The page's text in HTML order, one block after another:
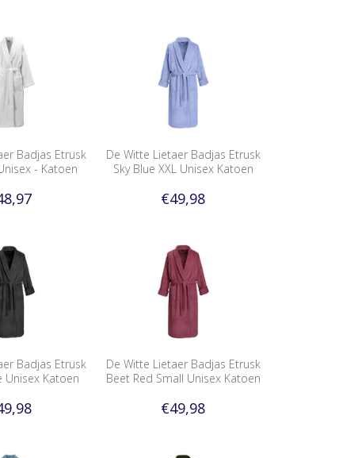
Badjas Etrusk
- Katoen
De Witte Lietaer Badjas Etrusk
Sky Blue XXL Unisex Katoen
€49,98
Badjas Etrusk
Unisex Katoen
De Witte Lietaer Badjas Etrusk
Beet Red Small Unisex Katoen
€49,98